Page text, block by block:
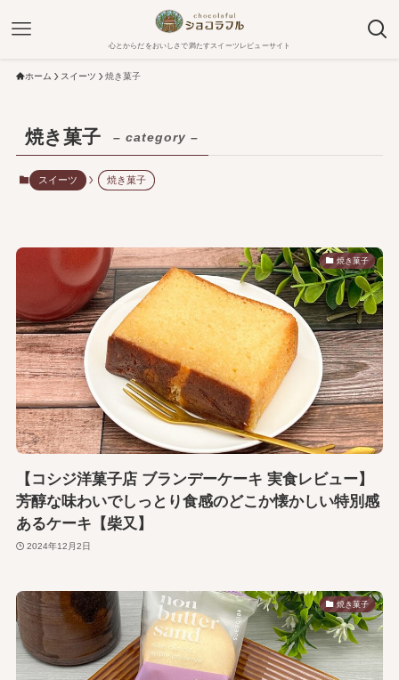
心とからだをおいしさで満たすスイーツレビューサイト
ホーム スイーツ 焼き菓子
焼き菓子 – category –
スイーツ 焼き菓子
焼き菓子
【コシジ洋菓子店 ブランデーケーキ 実食レビュー】
芳醇な味わいでしっとり食感のどこか懐かしい特別感
あるケーキ【柴又】
2024年12月2日
焼き菓子